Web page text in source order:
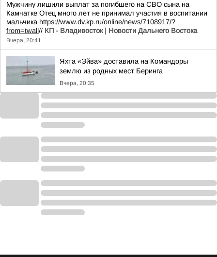
Мужчину лишили выплат за погибшего на СВО сына на
Камчатке Отец много лет не принимал участия в воспитании
мальчика https://www.dv.kp.ru/online/news/7108917/?
from=twall// КП - Владивосток | Новости Дальнего Востока
Вчера, 20:41
Яхта «Эйва» доставила на Командоры
землю из родных мест Беринга
Вчера, 20:35